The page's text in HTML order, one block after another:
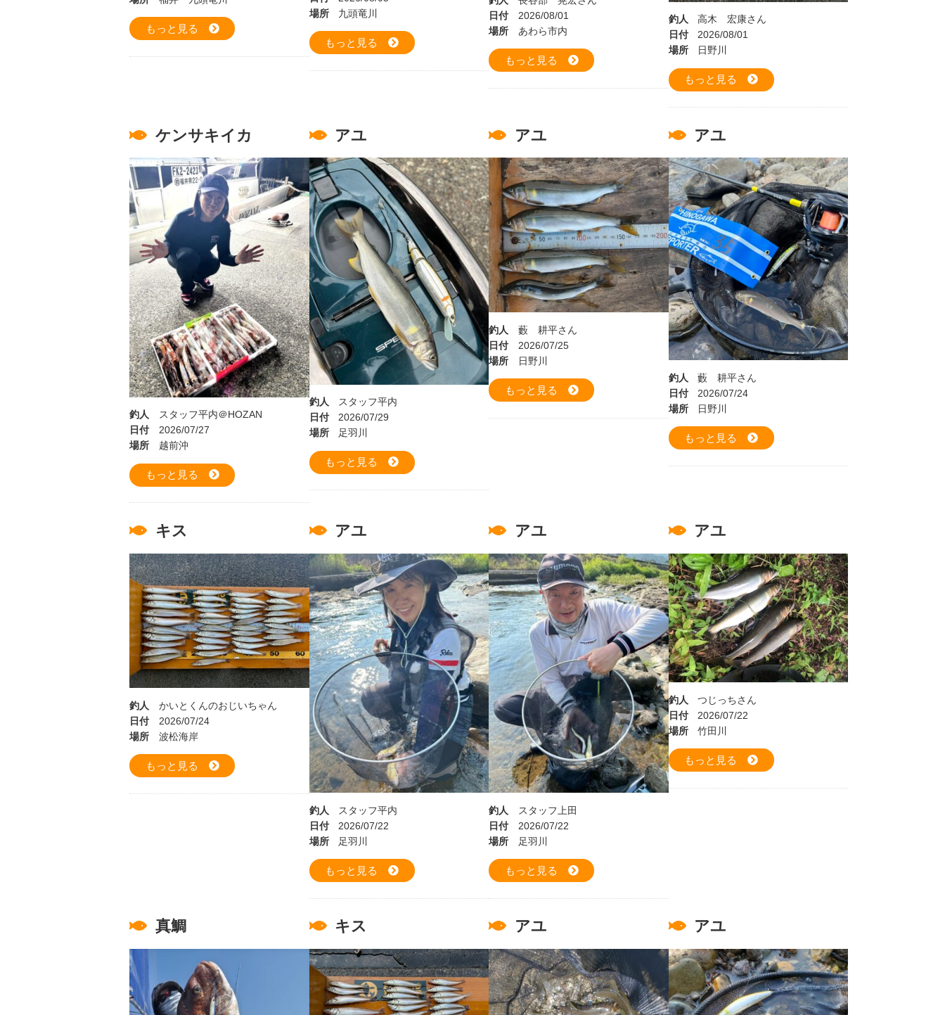
もっと見る
場所
九頭竜川
もっと見る
日付
2026/08/01
場所
あわら市内
もっと見る
釣人
高木 宏康さん
日付
2026/08/01
場所
日野川
もっと見る
ケンサキイカ
釣人
スタッフ平内＠HOZAN
日付
2026/07/27
場所
越前沖
もっと見る
アユ
釣人
スタッフ平内
日付
2026/07/29
場所
足羽川
もっと見る
アユ
釣人
藪 耕平さん
日付
2026/07/25
場所
日野川
もっと見る
アユ
釣人
藪 耕平さん
日付
2026/07/24
場所
日野川
もっと見る
キス
釣人
かいとくんのおじいちゃん
日付
2026/07/24
場所
波松海岸
もっと見る
アユ
釣人
スタッフ平内
日付
2026/07/22
場所
足羽川
もっと見る
アユ
釣人
スタッフ上田
日付
2026/07/22
場所
足羽川
もっと見る
アユ
釣人
つじっちさん
日付
2026/07/22
場所
竹田川
もっと見る
真鯛 キス アユ アユ